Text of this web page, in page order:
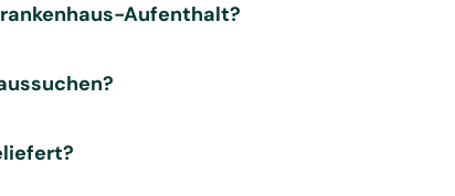
Aufenthalt?